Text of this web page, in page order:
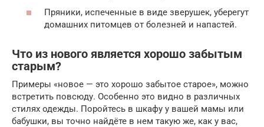
Пряники, испеченные в виде зверушек, уберегут
домашних питомцев от болезней и напастей.
Что из нового является хорошо забытым
старым?
Примеры «новое — это хорошо забытое старое», можно
встретить повсюду. Особенно это видно в различных
стилях одежды. Поройтесь в шкафу у вашей мамы или
бабушки, вы точно найдёте в нем такую же, как у вас,